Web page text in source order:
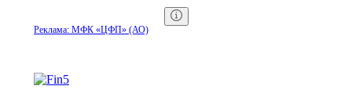
Реклама: МФК «ЦФП» (АО)